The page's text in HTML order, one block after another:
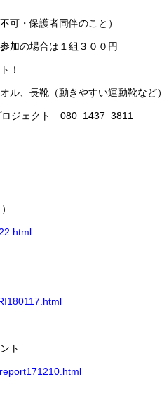
可・保護者同伴のこと）
加の場合は１組３００円
！
、長靴（動きやすい運動靴など）
ジェクト 080−1437−3811
ト